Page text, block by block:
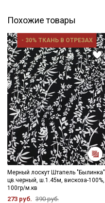
Похожие товары
- 30% ТКАНЬ В ОТРЕЗАХ
Мерный лоскут Штапель "Былинка"
цв.черный, ш.1.45м, вискоза-100%,
100гр/м.кв
273 руб. 390 руб.